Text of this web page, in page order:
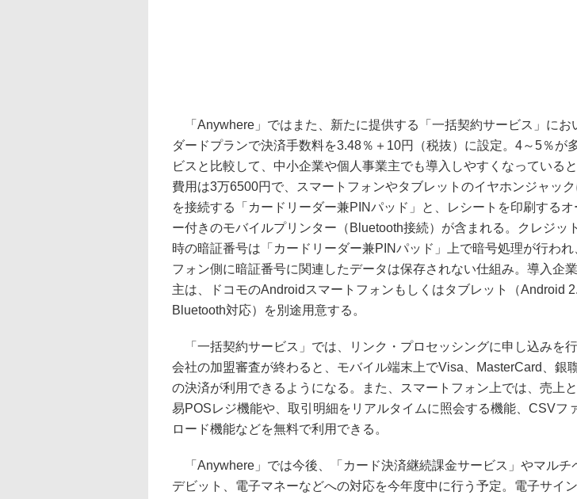
「Anywhere」ではまた、新たに提供する「一括契約サービス」にお
ダードプランで決済手数料を3.48％＋10円（税抜）に設定。4～5％が
ビスと比較して、中小企業や個人事業主でも導入しやすくなっている
費用は3万6500円で、スマートフォンやタブレットのイヤホンジャッ
を接続する「カードリーダー兼PINパッド」と、レシートを印刷するオ
ー付きのモバイルプリンター（Bluetooth接続）が含まれる。クレジッ
時の暗証番号は「カードリーダー兼PINパッド」上で暗号処理が行われ
フォン側に暗証番号に関連したデータは保存されない仕組み。導入企
主は、ドコモのAndroidスマートフォンもしくはタブレット（Android
Bluetooth対応）を別途用意する。
「一括契約サービス」では、リンク・プロセッシングに申し込みを
会社の加盟審査が終わると、モバイル端末上でVisa、MasterCard、銀
の決済が利用できるようになる。また、スマートフォン上では、売上
易POSレジ機能や、取引明細をリアルタイムに照会する機能、CSVフ
ロード機能などを無料で利用できる。
「Anywhere」では今後、「カード決済継続課金サービス」やマルチ
デビット、電子マネーなどへの対応を今年度中に行う予定。電子サイ